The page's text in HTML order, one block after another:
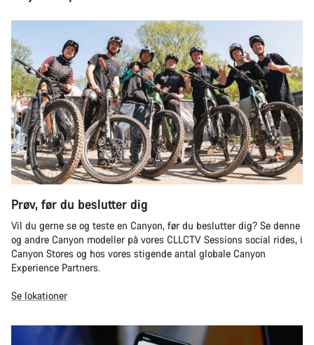
Prøv, før du beslutter dig
Vil du gerne se og teste en Canyon, før du beslutter dig? Se denne
og andre Canyon modeller på vores CLLCTV Sessions social rides, i
Canyon Stores og hos vores stigende antal globale Canyon
Experience Partners.
Se lokationer